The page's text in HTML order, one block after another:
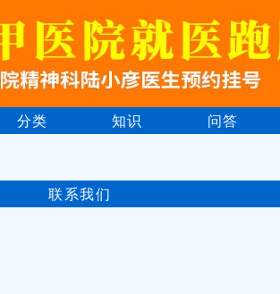
分类 知识 问答
联系我们